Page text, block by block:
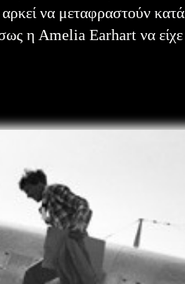
αρκεί να μεταφραστούν
η Amelia Earhart να